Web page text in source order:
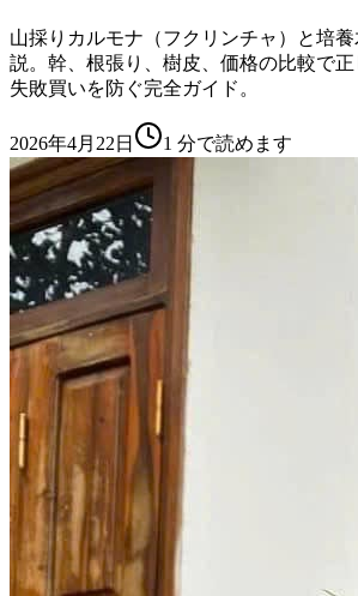
山採りカルモナ（フクリンチャ）と培
説。幹、根張り、樹皮、価格の比較で
失敗買いを防ぐ完全ガイド。
2026年4月22日 1 分で読めます